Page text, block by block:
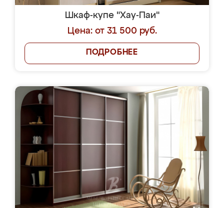
Шкаф-купе "Хау-Паи"
Цена: от 31 500 руб.
ПОДРОБНЕЕ